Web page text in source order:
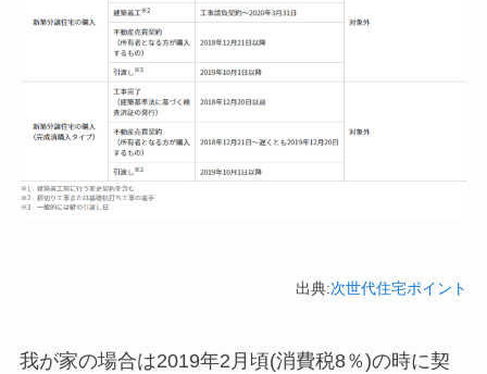
出典:次世代住宅ポイント
我が家の場合は2019年2月頃(消費税8％)の時に契